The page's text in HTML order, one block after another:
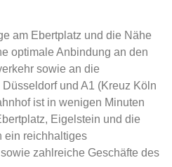
am Ebertplatz und die Nähe
optimale Anbindung an den
sowie an die
und A1 (Kreuz Köln
ist in wenigen Minuten
Eigelstein und die
ein reichhaltiges
zahlreiche Geschäfte des